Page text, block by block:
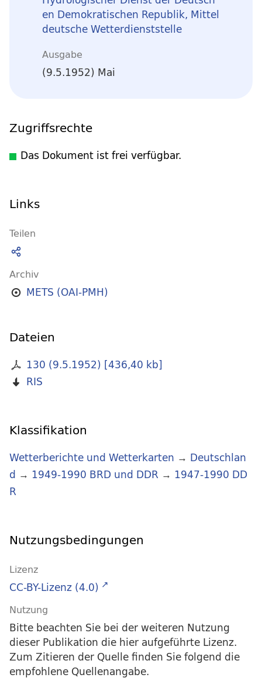
en Demokratischen Republik, Mittel
deutsche Wetterdienststelle
Ausgabe
(9.5.1952) Mai
Zugriffsrechte
Das Dokument ist frei verfügbar.
Links
Teilen
Archiv
METS (OAI-PMH)
Dateien
130 (9.5.1952) [436,40 kb]
RIS
Klassifikation
Wetterberichte und Wetterkarten → Deutschlan
d → 1949-1990 BRD und DDR → 1947-1990 DD
R
Nutzungsbedingungen
Lizenz
CC-BY-Lizenz (4.0)
Nutzung
Bitte beachten Sie bei der weiteren Nutzung
dieser Publikation die hier aufgeführte Lizenz.
Zum Zitieren der Quelle finden Sie folgend die
empfohlene Quellenangabe.